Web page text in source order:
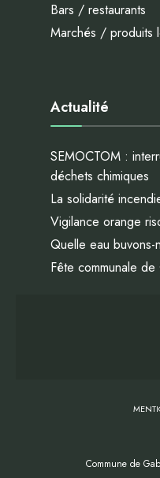
Bars / restaurants
Marchés / produits
Actualité
SEMOCTOM :
déchets chimiques
La solidarité
Vigilance orange
Quelle eau buvons-
Fête communale
Commune de